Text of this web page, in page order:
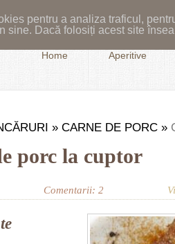
pentru a analiza traficul,
sine. Dacă folosiți acest site
Home Aperitive
» CARNE DE PORC »
porc la cuptor
Comentarii: 2